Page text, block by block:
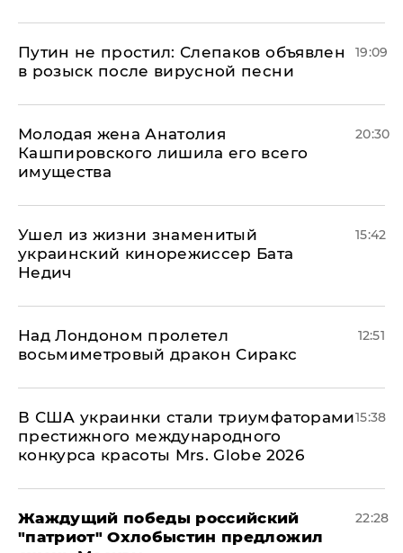
Путин не простил: Слепаков объявлен
в розыск после вирусной песни
19:09
Молодая жена Анатолия
Кашпировского лишила его всего
имущества
20:30
Ушел из жизни знаменитый
украинский кинорежиссер Бата
Недич
15:42
Над Лондоном пролетел
восьмиметровый дракон Сиракс
12:51
В США украинки стали триумфаторами
престижного международного
конкурса красоты Mrs. Globe 2026
15:38
Жаждущий победы российский
"патриот" Охлобыстин предложил
22:28